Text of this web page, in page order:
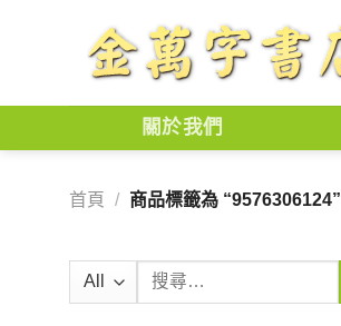
關於我們
首頁 / 商品標籤為 “9576306124”
搜